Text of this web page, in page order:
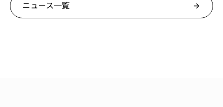
ニュース一覧 arrow_forward